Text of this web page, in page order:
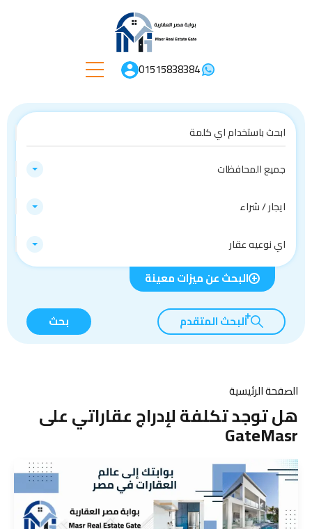
01515838384
جميع المحافظات
ايجار / شراء
اي نوعيه عقار
البحث عن ميزات معينة
البحث المتقدم بحث
الصفحة الرئيسية
هل توجد تكلفة لإدراج عقاراتي على
GateMasr